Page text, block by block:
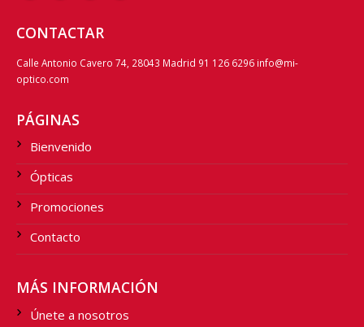
CONTACTAR
Calle Antonio Cavero 74, 28043 Madrid 91 126 6296 info@mi-
optico.com
PÁGINAS
Bienvenido
Ópticas
Promociones
Contacto
MÁS INFORMACIÓN
Únete a nosotros